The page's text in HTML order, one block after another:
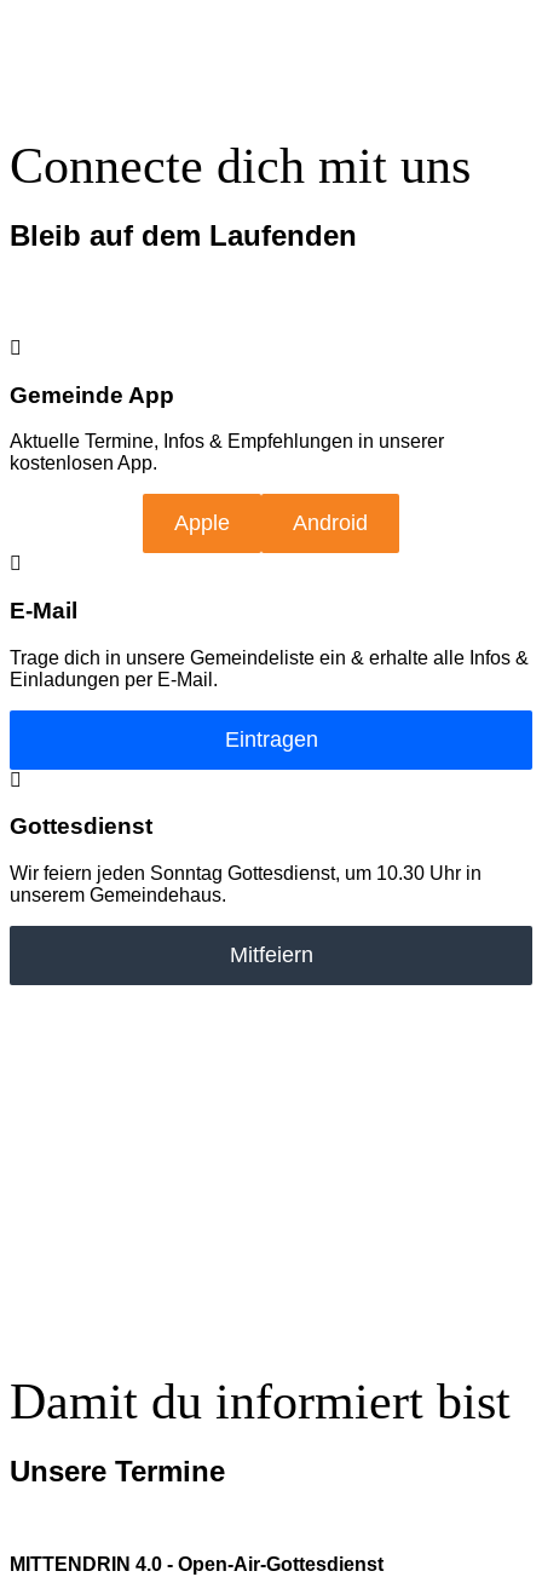
Connecte dich mit uns
Bleib auf dem Laufenden
Gemeinde App
Aktuelle Termine, Infos & Empfehlungen in unserer
kostenlosen App.
Apple Android
E-Mail
Trage dich in unsere Gemeindeliste ein & erhalte alle Infos &
Einladungen per E-Mail.
Eintragen
Gottesdienst
Wir feiern jeden Sonntag Gottesdienst, um 10.30 Uhr in
unserem Gemeindehaus.
Mitfeiern
Damit du informiert bist
Unsere Termine
MITTENDRIN 4.0 - Open-Air-Gottesdienst